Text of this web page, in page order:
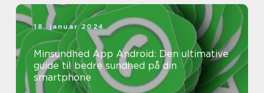
18. januar 2024
Minsundhed App Android: Den ultimative
guide til bedre sundhed på din
smartphone